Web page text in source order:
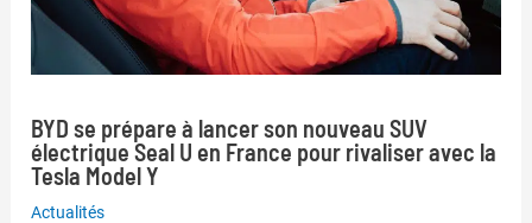
BYD se prépare à lancer son nouveau SUV
électrique Seal U en France pour rivaliser avec la
Tesla Model Y
Actualités